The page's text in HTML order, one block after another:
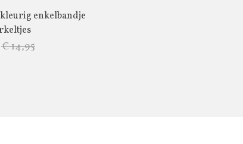
enkelbandje
€ 14,95